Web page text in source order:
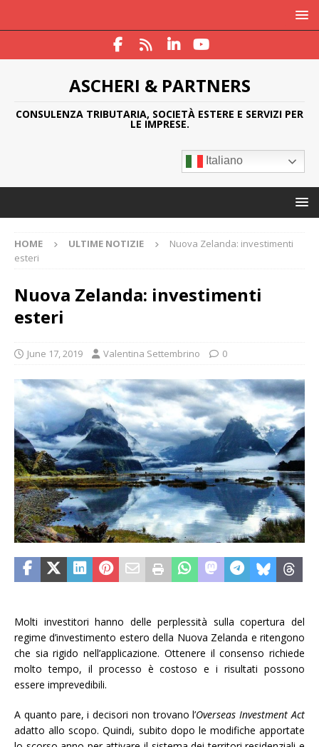
ASCHERI & PARTNERS
CONSULENZA TRIBUTARIA, SOCIETÀ ESTERE E SERVIZI PER
LE IMPRESE.
Italiano
HOME ULTIME NOTIZIE
Nuova Zelanda: investimenti
esteri
Nuova Zelanda: investimenti
esteri
June 17, 2019 Valentina Settembrino 0
Molti investitori hanno delle perplessità sulla copertura del
regime d’investimento estero della Nuova Zelanda e ritengono
che sia rigido nell’applicazione. Ottenere il consenso richiede
molto tempo, il processo è costoso e i risultati possono
essere imprevedibili.
A quanto pare, i decisori non trovano l’Overseas Investment Act
adatto allo scopo. Quindi, subito dopo le modifiche apportate